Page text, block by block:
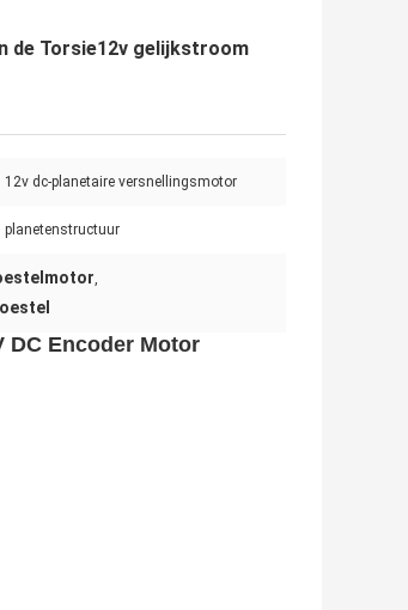
de Torsie12v gelijkstroom
12v dc-planetaire versnellingsmotor
planetenstructuur
,
DC Encoder Motor